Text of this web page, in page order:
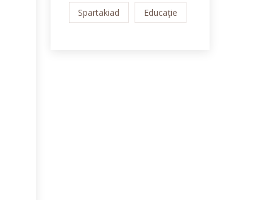
Spartakiad Educaţie